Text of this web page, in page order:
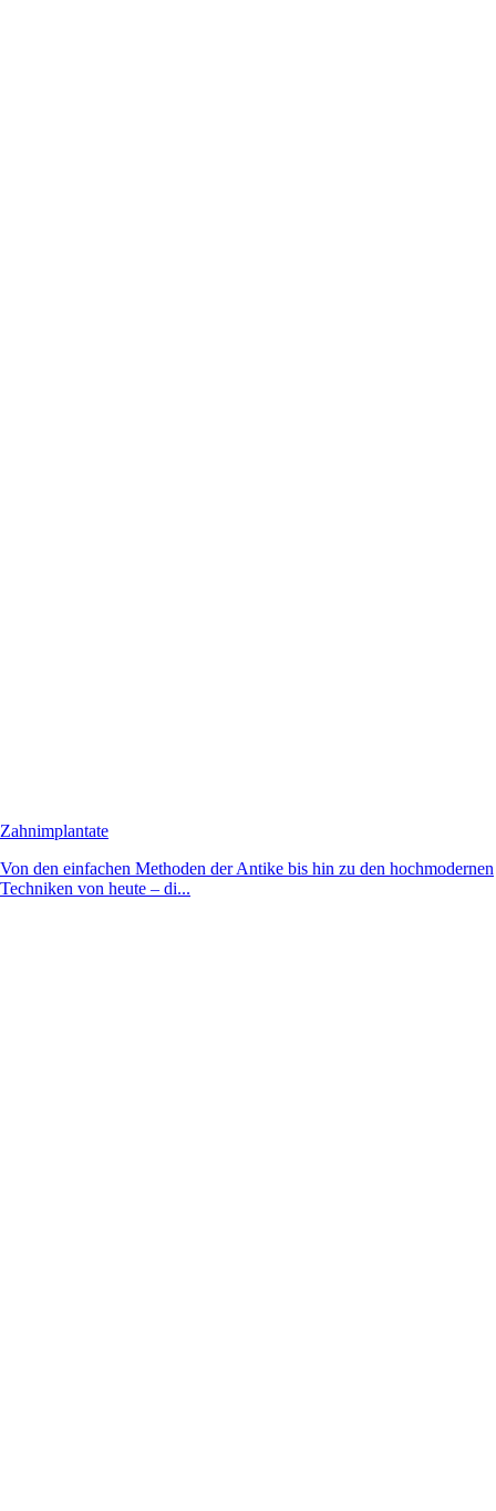
Zahnimplantate
Von den einfachen Methoden der Antike bis hin zu den hochmodernen
Techniken von heute – di...